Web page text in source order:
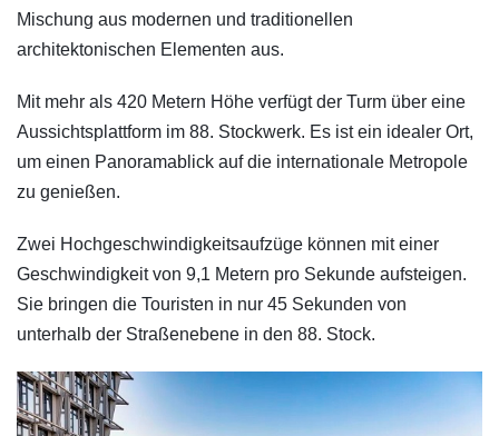
Mischung aus modernen und traditionellen
architektonischen Elementen aus.
Mit mehr als 420 Metern Höhe verfügt der Turm über eine
Aussichtsplattform im 88. Stockwerk. Es ist ein idealer Ort,
um einen Panoramablick auf die internationale Metropole
zu genießen.
Zwei Hochgeschwindigkeitsaufzüge können mit einer
Geschwindigkeit von 9,1 Metern pro Sekunde aufsteigen.
Sie bringen die Touristen in nur 45 Sekunden von
unterhalb der Straßenebene in den 88. Stock.